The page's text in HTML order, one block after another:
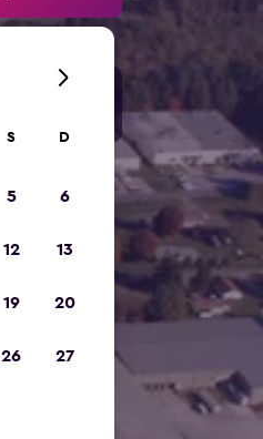
S D
5 6
12 13
19 20
26 27